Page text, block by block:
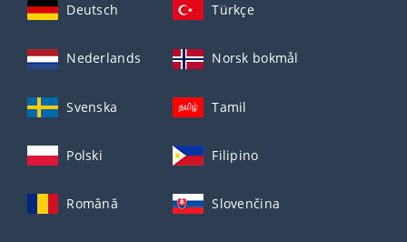
Deutsch Türkçe
Nederlands Norsk bokmål
Svenska Tamil
Polski Filipino
Română Slovenčina